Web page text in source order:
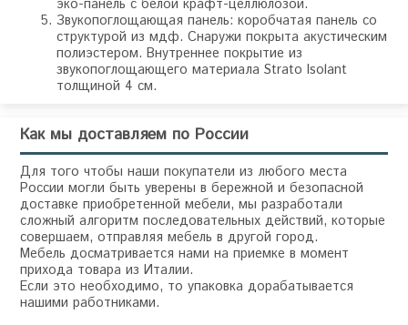
эко-панель с белой крафт-целлюлозой.
Звукопоглощающая панель: коробчатая панель со
структурой из мдф. Снаружи покрыта акустическим
полиэстером. Внутреннее покрытие из
звукопоглощающего материала Strato Isolant
толщиной 4 см.
Как мы доставляем по России
Для того чтобы наши покупатели из любого места
России могли быть уверены в бережной и безопасной
доставке приобретенной мебели, мы разработали
сложный алгоритм последовательных действий, которые
совершаем, отправляя мебель в другой город.
Мебель досматривается нами на приемке в момент
прихода товара из Италии.
Если это необходимо, то упаковка дорабатывается
нашими работниками.